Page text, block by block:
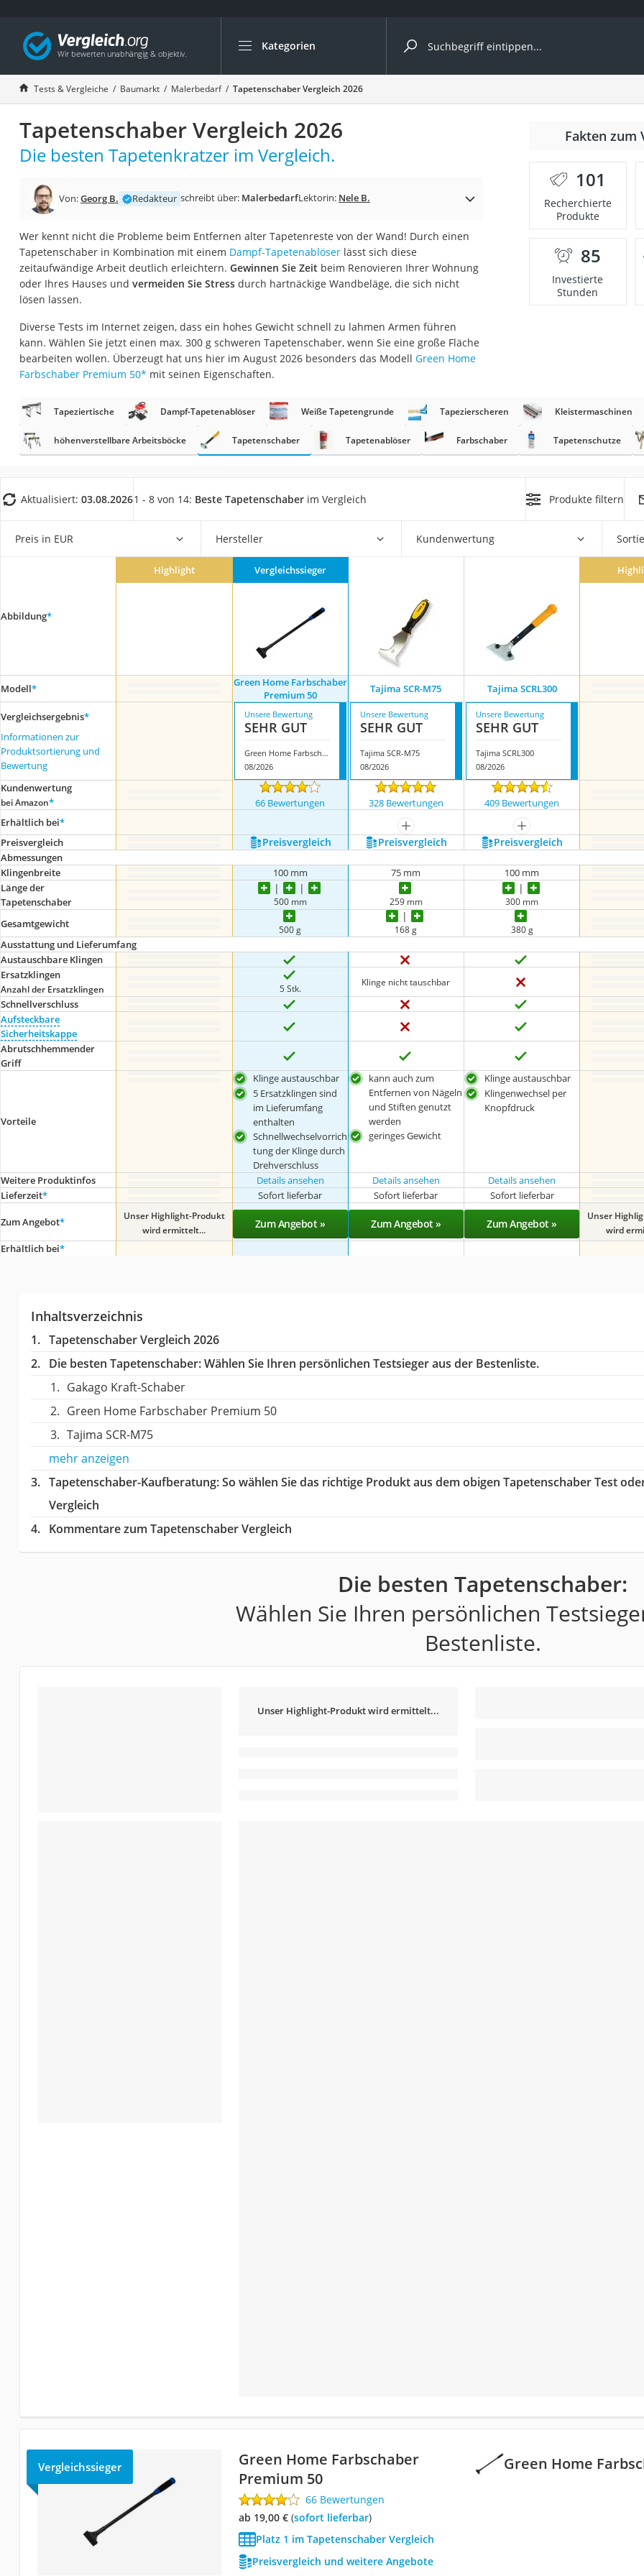
Kategorien
Die beliebtesten Vergleiche nach Kategorie
Baumarkt
Tresor feuerfest
Makita-Akku-Rasenmäher
Kappsäge
Smartes Türschloss
Akku-Rasentrimmer
Split-Klimaanlage 2 Innengeräte
Pelletofen
Bohrmaschine
Fliesenschneider
Hochdruckreiniger
Doppelschleifer
Überwachungskamera
Benzinrasenmäher mit Elektrostart
Akku-Laubsauger
Multimeter
Gasdurchlauferhitzer
Service
Tests & Vergleiche Baumarkt Malerbedarf Tapetenschaber Vergleich 2026
Tapetenschaber Vergleich 2026
Die besten Tapetenkratzer im Vergleich.
Von:Georg B. Redakteur schreibt über: MalerbedarfLektorin: Nele B.
Wer kennt nicht die Probleme beim Entfernen alter Tapetenreste von der Wand! Durch einen
Tapetenschaber in Kombination mit einem Dampf-Tapetenablöserlässt sich diese
zeitaufwändige Arbeit deutlich erleichtern. Gewinnen Sie Zeit beim Renovieren Ihrer Wohnung
oder Ihres Hauses und vermeiden Sie Stressdurch hartnäckige Wandbeläge, die sich nicht
lösen lassen.
Diverse Tests im Internet zeigen, dass ein hohes Gewicht schnell zu lahmen Armen führen
kann. Wählen Sie jetzt einen max. 300 g schweren Tapetenschaber, wenn Sie eine große Fläche
bearbeiten wollen. Überzeugt hat uns hier im August 2026 besonders das Modell Green Home
Farbschaber Premium 50* mit seinen Eigenschaften.
Fakten zum
101
Recherchierte
Produkte
85
Investierte
Stunden
Tapeziertische Dampf-Tapetenablöser Weiße Tapetengrunde Tapezierscheren Kleistermaschinen
höhenverstellbare Arbeitsböcke Tapetenschaber Tapetenablöser Farbschaber Tapetenschutze
Aktualisiert: 03.08.20261 - 8 von 14: Beste Tapetenschaber im Vergleich Produkte filtern
Preis in EUR Hersteller Kundenwertung
Abbildung*
Highlight Vergleichssieger
Modell*
Green Home Farbschaber
Premium 50
Tajima SCR-M75 Tajima SCRL300
Vergleichsergebnis*
Informationen zur
Produktsortierung und
Bewertung
Unsere Bewertung
SEHR GUT
Green Home Farbschaber Premium 50
08/2026
Unsere Bewertung
SEHR GUT
Tajima SCR-M75
08/2026
Unsere Bewertung
SEHR GUT
Tajima SCRL300
08/2026
Kundenwertung
bei Amazon* 66 Bewertungen 328 Bewertungen 409 Bewertungen
Erhältlich bei*
mehr anzeigen
mehr anzeigen
Preis­vergleich
Preis­vergleich Preis­vergleich Preis­vergleich
Abmessungen
Klingenbreite
100 mm 75 mm 100 mm
Länge der
Tapetenschaber
500 mm 259 mm 300 mm
Gesamtgewicht 500 g 168 g 380 g
Ausstattung und Lieferumfang
Austauschbare Klingen
Ersatzklingen
Anzahl der Ersatzklingen 5 Stk.
Klinge nicht tauschbar
Schnellverschluss
Aufsteckbare
Sicherheitskappe
Abrutschhemmender
Griff
Vorteile
Klinge austauschbar
5 Ersatzklingen sind
im Lieferumfang
enthalten
Schnellwechselvorrich
tung der Klinge durch
Drehverschluss
kann auch zum
Entfernen von Nägeln
und Stiften genutzt
werden
geringes Gewicht
Klinge austauschbar
Klingenwechsel per
Knopfdruck
Weitere Produktinfos Details ansehen Details ansehen Details ansehen
Lieferzeit* Sofort lieferbar Sofort lieferbar Sofort lieferbar
Zum Angebot*
Unser Highlight-Produkt
wird ermittelt...
Zum Angebot » Zum Angebot » Zum Angebot »
Unser
wird
Erhältlich bei*
Inhaltsverzeichnis
Tapetenschaber Vergleich 2026
Die besten Tapetenschaber:Wählen Sie Ihren persönlichen Testsieger aus der Bestenliste.
Gakago Kraft-Schaber
Green Home Farbschaber Premium 50
Tajima SCR-M75
mehr anzeigen
Tapetenschaber-Kaufberatung: So wählen Sie das richtige Produkt aus dem obigen Tapetenschaber Test
Vergleich
Kommentare zum Tapetenschaber Vergleich
Die besten Tapetenschaber:
Wählen Sie Ihren persönlichen
Bestenliste.
Unser Highlight-Produkt wird ermittelt...
Green Home
Vergleichssieger
Green Home Farbschaber
Premium 50
66 Bewertungen
ab 19,00 €( Sofort lieferbar)
Platz 1 im Tapetenschaber Vergleich
Preisvergleich und weitere Angebote